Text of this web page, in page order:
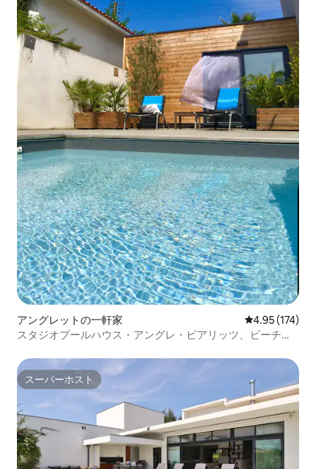
アングレットの一軒家 レビュー174
4.95 (174)
スタジオプールハウス・アングレ・ビアリッツ、ビーチか
スーパーホスト
スーパーホスト